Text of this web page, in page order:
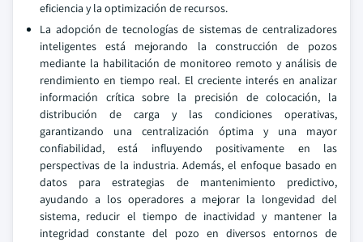
eficiencia y la optimización de recursos.
La adopción de tecnologías de sistemas de centralizadores
inteligentes está mejorando la construcción de pozos
mediante la habilitación de monitoreo remoto y análisis de
rendimiento en tiempo real. El creciente interés en analizar
información crítica sobre la precisión de colocación, la
distribución de carga y las condiciones operativas,
garantizando una centralización óptima y una mayor
confiabilidad, está influyendo positivamente en las
perspectivas de la industria. Además, el enfoque basado en
datos para estrategias de mantenimiento predictivo,
ayudando a los operadores a mejorar la longevidad del
sistema, reducir el tiempo de inactividad y mantener la
integridad constante del pozo en diversos entornos de